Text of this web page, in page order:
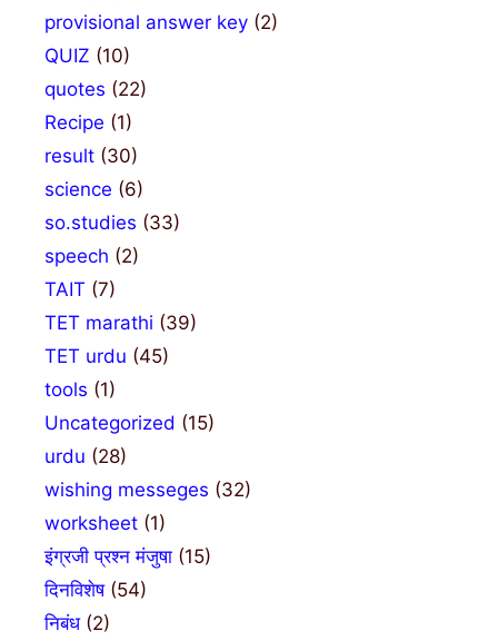
provisional answer key (2)
QUIZ (10)
quotes (22)
Recipe (1)
result (30)
science (6)
so.studies (33)
speech (2)
TAIT (7)
TET marathi (39)
TET urdu (45)
tools (1)
Uncategorized (15)
urdu (28)
wishing messeges (32)
worksheet (1)
इंग्रजी प्रश्न मंजुषा (15)
दिनविशेष(54)
निबंध(2)